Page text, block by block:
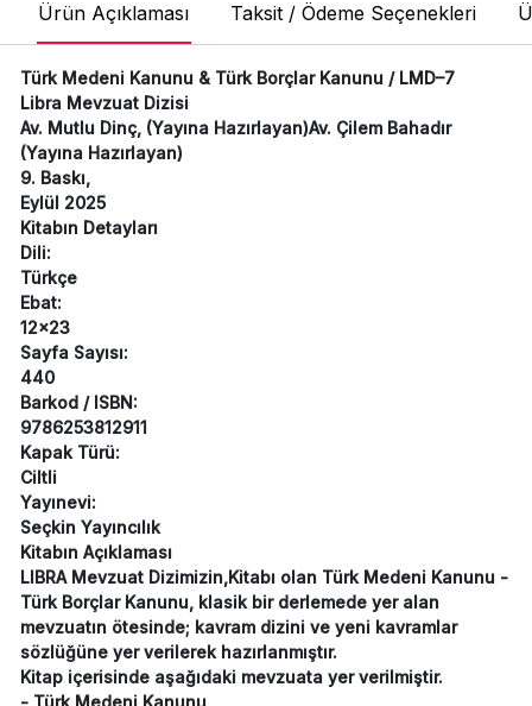
Ürün Açıklaması Taksit / Ödeme Seçenekleri
Türk Medeni Kanunu & Türk Borçlar Kanunu / LMD–7
Libra Mevzuat Dizisi
Av. Mutlu Dinç, (Yayına Hazırlayan)Av. Çilem Bahadır
(Yayına Hazırlayan)
9. Baskı,
Eylül 2025
Kitabın Detayları
Dili:
Türkçe
Ebat:
12x23
Sayfa Sayısı:
440
Barkod / ISBN:
9786253812911
Kapak Türü:
Ciltli
Yayınevi:
Seçkin Yayıncılık
Kitabın Açıklaması
LIBRA Mevzuat Dizimizin,Kitabı olan Türk Medeni Kanunu -
Türk Borçlar Kanunu, klasik bir derlemede yer alan
mevzuatın ötesinde; kavram dizini ve yeni kavramlar
sözlüğüne yer verilerek hazırlanmıştır.
Kitap içerisinde aşağıdaki mevzuata yer verilmiştir.